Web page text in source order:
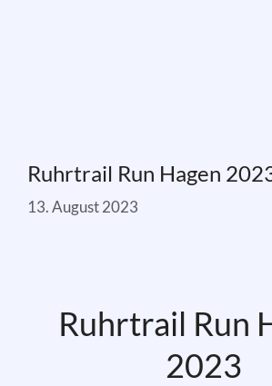
Ruhrtrail Run Hagen
13. August 2023
Ruhrtrail Run
2023